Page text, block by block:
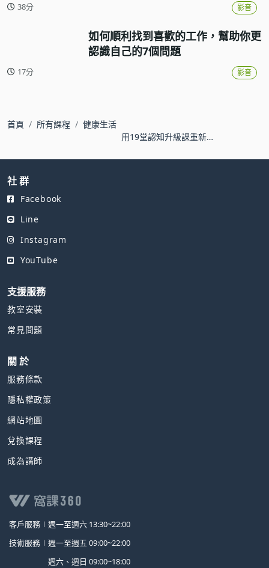
38分 影音
如何順利找到喜歡的工作，幫助你更
認識自己的7個問題
17分 影音
首頁 所有課程
健康生活
用19堂認知升級課重新
社 群
Facebook
Line
Instagram
YouTube
支援服務
教室安裝
常見問題
關 於
服務條款
隱私權政策
網站地圖
兌換課程
成為講師
客戶服務∣ 週一至週六 13:30~22:00
技術服務∣ 週一至週五 09:00~22:00
週六、週日 09:00~18:00